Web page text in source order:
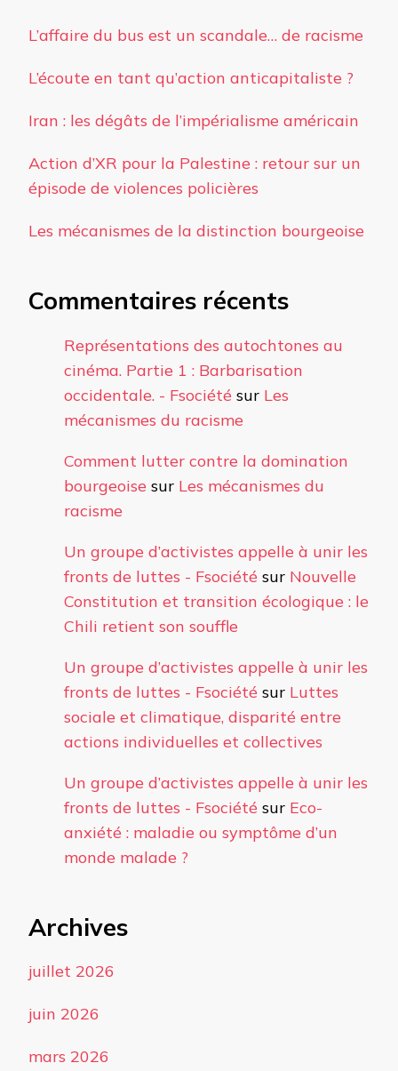
L’affaire du bus est un scandale… de racisme
L’écoute en tant qu’action anticapitaliste ?
Iran : les dégâts de l’impérialisme américain
Action d’XR pour la Palestine : retour sur un
épisode de violences policières
Les mécanismes de la distinction bourgeoise
Commentaires récents
Représentations des autochtones au
cinéma. Partie 1 : Barbarisation
occidentale. - Fsociété sur Les
mécanismes du racisme
Comment lutter contre la domination
bourgeoise sur Les mécanismes du
racisme
Un groupe d’activistes appelle à unir les
fronts de luttes - Fsociété sur Nouvelle
Constitution et transition écologique : le
Chili retient son souffle
Un groupe d’activistes appelle à unir les
fronts de luttes - Fsociété sur Luttes
sociale et climatique, disparité entre
actions individuelles et collectives
Un groupe d’activistes appelle à unir les
fronts de luttes - Fsociété sur Eco-
anxiété : maladie ou symptôme d’un
monde malade ?
Archives
juillet 2026
juin 2026
mars 2026